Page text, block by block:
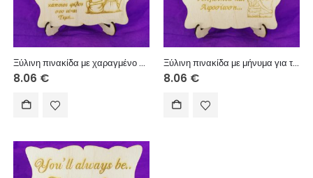
Ξύλινη πινακίδα με χαραγμένο μήνυμα για φίλη – Συγκινητικό δώρο
8.06 €
Ξύλινη πινακίδα με μήνυμα για τη φιλία – Δώρο για κολλητή
8.06 €